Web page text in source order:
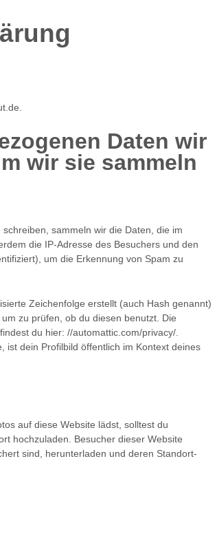
Daten wir
wir sie sammeln
sammeln wir die Daten, die im
die IP-Adresse des Besuchers und den
um die Erkennung von Spam zu
Zeichenfolge erstellt (auch Hash genannt)
zu prüfen, ob du diesen benutzt. Die
du hier: //automattic.com/privacy/.
ist dein Profilbild öffentlich im Kontext deines
auf diese Website lädst, solltest du
hochzuladen. Besucher dieser Website
sind, herunterladen und deren Standort-